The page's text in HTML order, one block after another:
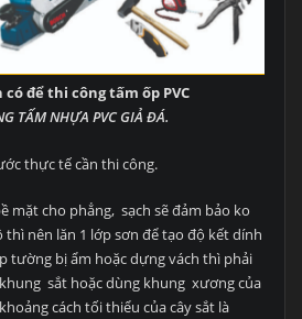
để thi công tấm ốp PVC
TẤM NHỰA PVC GIẢ ĐÁ.
thực tế cần thi công.
mặt cho phẳng, sạch sẽ đảm bảo ko
thì nên lăn 1 lớp sơn để tạo độ kết dính
tường bị ẩm hoặc dựng vách thì phải
sắt hoặc dùng khung xương của
cách tối thiểu của cây sắt là